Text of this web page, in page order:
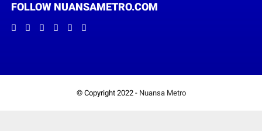
FOLLOW NUANSAMETRO.COM
© Copyright 2022 - Nuansa Metro